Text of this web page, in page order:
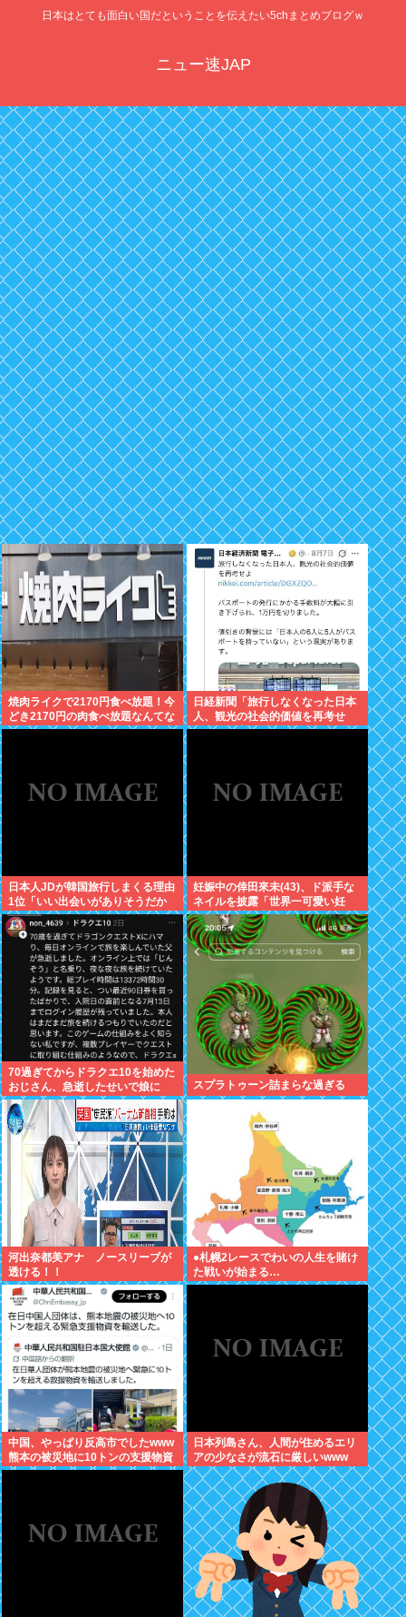
日本はとても面白い国だということを伝えたい5chまとめブログｗ
ニュー速JAP
焼肉ライクで2170円食べ放題！今
どき2170円の肉食べ放題なんてな
いぞ！
日経新聞「旅行しなくなった日本
人、観光の社会的価値を再考せ
よ」→炎上www
日本人JDが韓国旅行しまくる理由
1位「いい出会いがありそうだか
ら」
妊娠中の倖田來未(43)、ド派手な
ネイルを披露「世界一可愛い妊
婦」と称賛の声
70過ぎてからドラクエ10を始めた
おじさん、急逝したせいで娘に
色々開示されてしまう
スプラトゥーン詰まらな過ぎる
河出奈都美アナ ノースリーブが
透ける！！
●札幌2レースでわいの人生を賭け
た戦いが始まる…
中国、やっぱり反高市でしたwww
熊本の被災地に10トンの支援物資
を輸送…
日本列島さん、人間が住めるエリ
アの少なさが流石に厳しいwww